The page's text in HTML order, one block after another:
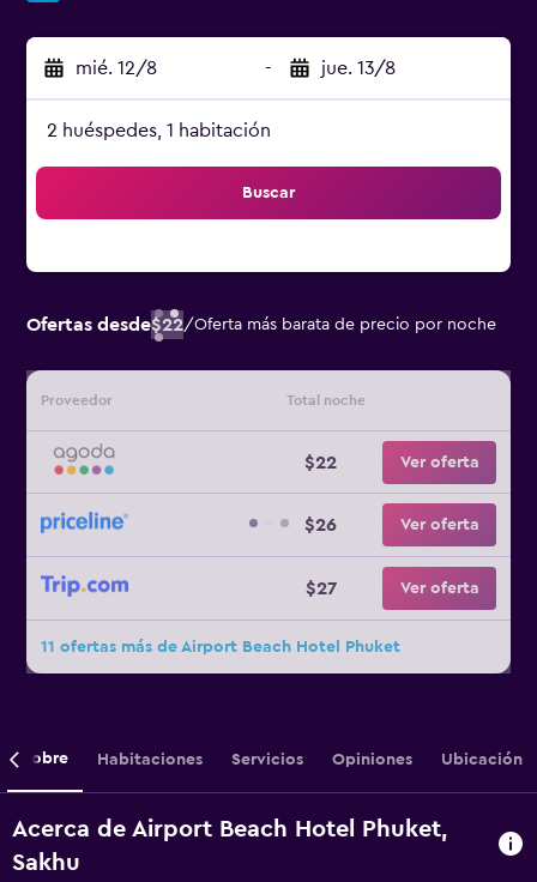
mié. 12/8 - jue. 13/8
2 huéspedes, 1 habitación
Buscar
Ofertas desde$22/Oferta más barata de precio por noche
Proveedor Total noche
$22 Ver oferta
$26 Ver oferta
$27 Ver oferta
11 ofertas más de Airport Beach Hotel Phuket
Sobre Habitaciones Servicios Opiniones Ubicación
Acerca de Airport Beach Hotel Phuket,
Sakhu